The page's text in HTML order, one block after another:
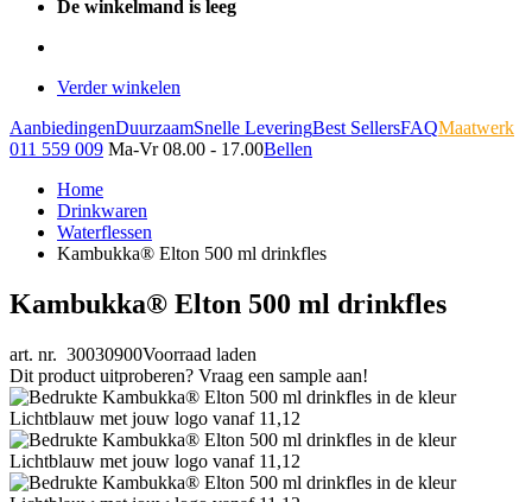
De winkelmand is leeg
Verder winkelen
AanbiedingenDuurzaamSnelle LeveringBest SellersFAQMaatwerk
011 559 009 Ma-Vr 08.00 - 17.00Bellen
Home
Drinkwaren
Waterflessen
Kambukka® Elton 500 ml drinkfles
Kambukka® Elton 500 ml drinkfles
art. nr. 30030900Voorraad laden
Dit product uitproberen? Vraag een sample aan!